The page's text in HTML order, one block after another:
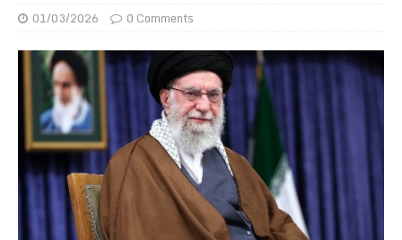
01/03/2026 0 Comments